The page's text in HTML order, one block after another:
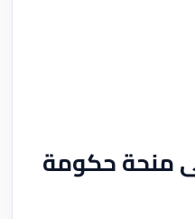
منحة حكومة